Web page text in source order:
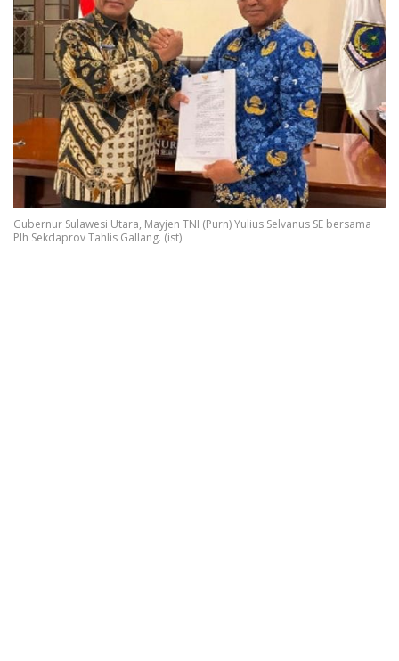
Gubernur Sulawesi Utara, Mayjen TNI (Purn) Yulius Selvanus SE bersama
Plh Sekdaprov Tahlis Gallang. (ist)